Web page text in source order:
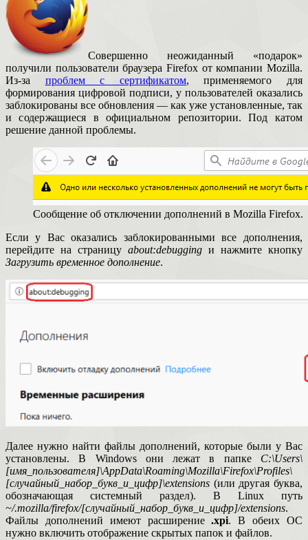
Совершенно неожиданный «подарок»
получили пользователи браузера Firefox от компании Mozilla.
Из-за проблем с сертификатом, применяемого для
формирования цифровой подписи, у пользователей оказались
заблокированы все обновления — как уже установленные, так
и содержащиеся в официальном репозитории. Под катом
решение данной проблемы.
Сообщение об отключении дополнений в Mozilla Firefox.
Если у Вас оказались заблокированными все дополнения,
перейдите на страницу about:debugging и нажмите кнопку
Загрузить временное дополнение.
Далее нужно найти файлы дополнений, которые были у Вас
установлены. В Windows они лежат в папке C:\Users\
[имя_пользователя]\AppData\Roaming\Mozilla\Firefox\Profiles\
[случайный_набор_букв_и_цифр]\extensions (или другая буква,
обозначающая системный раздел). В Linux путь
~/.mozilla/firefox/[случайный_набор_букв_и_цифр]/extensions.
Файлы дополнений имеют расширение.xpi. В обеих ОС
нужно включить отображение скрытых папок и файлов.